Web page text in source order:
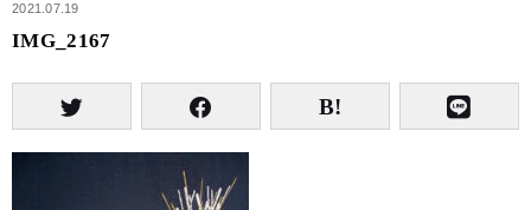
2021.07.19
IMG_2167